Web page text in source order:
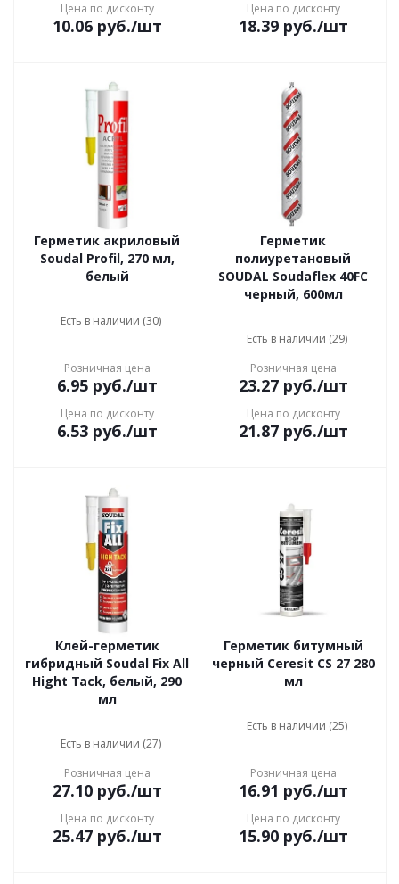
Цена по дисконту
10.06руб./шт
Цена по дисконту
18.39руб./шт
Герметик акриловый
Soudal Profil, 270 мл,
белый
Есть в наличии (30)
Розничная цена
6.95руб./шт
Цена по дисконту
6.53руб./шт
Герметик
полиуретановый
SOUDAL Soudaflex 40FC
черный, 600мл
Есть в наличии (29)
Розничная цена
23.27руб./шт
Цена по дисконту
21.87руб./шт
Клей-герметик
гибридный Soudal Fix All
Hight Tack, белый, 290
мл
Есть в наличии (27)
Розничная цена
27.10руб./шт
Цена по дисконту
25.47руб./шт
Герметик битумный
черный Ceresit CS 27 280
мл
Есть в наличии (25)
Розничная цена
16.91 руб./шт
Цена по дисконту
15.90руб./шт